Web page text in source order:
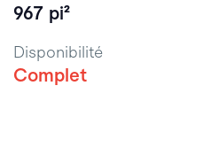
967 pi²
Disponibilité
Complet